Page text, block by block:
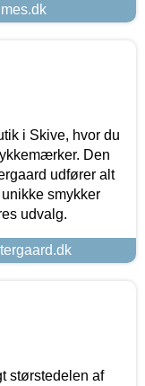
i Skive, hvor du
Den
udfører alt
smykker
udvalg.
størstedelen af